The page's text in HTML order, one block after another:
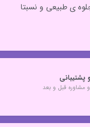
ی طبیعی و نسبتا
پشتیبانی
مشاوره قبل و بعد